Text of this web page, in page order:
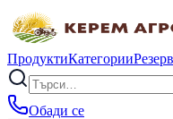
ПродуктиКатегории
Обади се